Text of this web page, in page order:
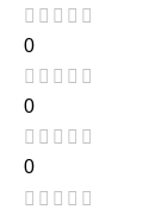
0
0
0